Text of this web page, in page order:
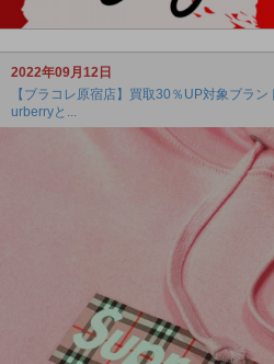
2022年09月12日
【ブラコレ原宿店】買取30％UP対象ブラ
urberryと...